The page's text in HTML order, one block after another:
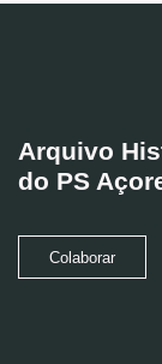
Arquivo
do PS
Colaborar